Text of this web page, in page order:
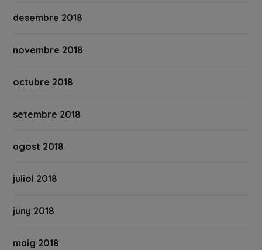
desembre 2018
novembre 2018
octubre 2018
setembre 2018
agost 2018
juliol 2018
juny 2018
maig 2018